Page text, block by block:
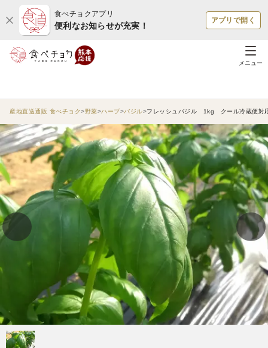
食べチョクアプリ
便利なお知らせが充実！
アプリで開く
メニュー
産地直送通販 食べチョク 野菜 ハーブ バジル フレッシュバジル 1kg クール冷蔵便対